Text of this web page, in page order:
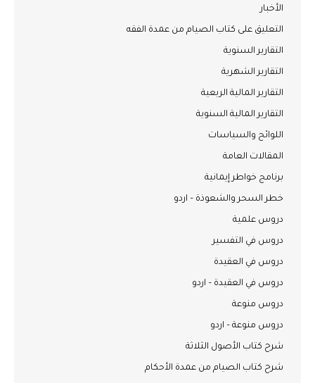
الأخبار
التعليق على كتاب الصيام من عمدة الفقه
التقارير السنوية
التقارير الشهرية
التقارير المالية الربعية
التقارير المالية السنوية
اللوائح والسياسات
المقالات العامة
برنامج خواطر إيمانية
خطر السحر والشعوذة – اردو
دروس علمية
دروس في التفسير
دروس في العقيدة
دروس في العقيدة – اردو
دروس منوعة
دروس منوعة – اردو
شرح كتاب الأصول الثلاثة
شرح كتاب الصيام من عمدة الأحكام